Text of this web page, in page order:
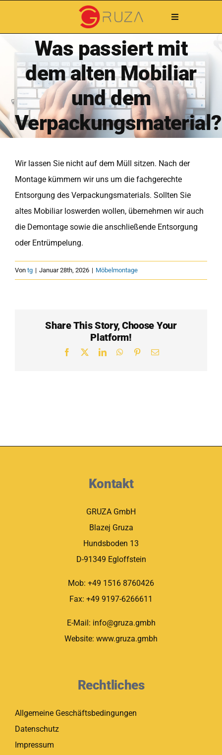
Toggle
Home
Unsere Leistungen
Angebot anfordern
Kontakt
FAQ
Was passiert mit
dem alten Mobiliar
und dem
Verpackungsmaterial?
Wir lassen Sie nicht auf dem Müll sitzen. Nach der
Montage kümmern wir uns um die fachgerechte
Entsorgung des Verpackungsmaterials. Sollten Sie
altes Mobiliar loswerden wollen, übernehmen wir auch
die Demontage sowie die anschließende Entsorgung
oder Entrümpelung.
Von tg | Januar 28th, 2026 | Möbelmontage
Share This Story, Choose Your
Platform!
Facebook LinkedInWhatsApp
Pinterest
E-
Kontakt
GRUZA GmbH
Blazej Gruza
Hundsboden 13
D-91349 Egloffstein
Mob: +49 1516 8760426
Fax: +49 9197-6266611
E-Mail: info@gruza.gmbh
Website: www.gruza.gmbh
Rechtliches
Allgemeine Geschäftsbedingungen
Datenschutz
Impressum